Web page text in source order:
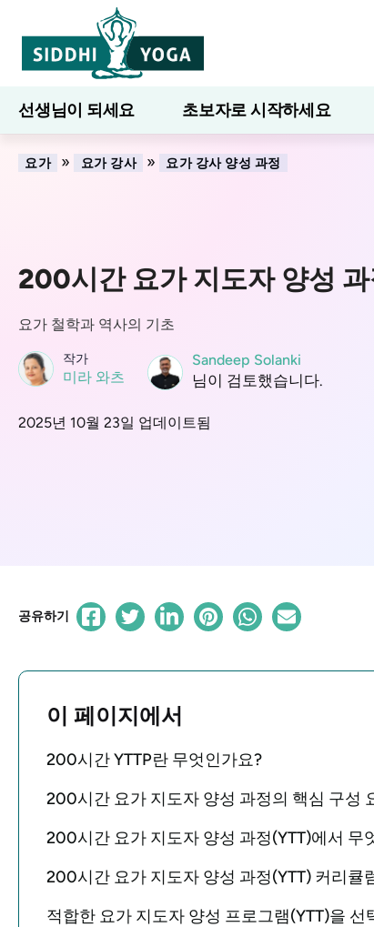
선생님이 되세요 초보자로 시작하세요
7일간의 웰니스 블로그 배우다
요가 » 요가 강사 » 요가 강사 양성 과정
200시간 요가 지도자 양성 과
요가 철학과 역사의 기초
작가
미라 와츠
Sandeep Solanki
님이 검토했습니다.
2025년 10월 23일 업데이트됨
공유하기
이 페이지에서
200시간 YTTP란 무엇인가요?
200시간 요가 지도자 양성 과정의 핵심 구성
200시간 요가 지도자 양성 과정(YTT)에서 무
200시간 요가 지도자 양성 과정(YTT) 커리큘
적합한 요가 지도자 양성 프로그램(YTT)을